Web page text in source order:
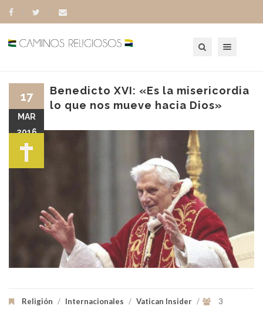
Benedicto XVI: «Es la misericordia
lo que nos mueve hacia Dios»
Religión / Internacionales / Vatican Insider / 3
17
MAR
2016